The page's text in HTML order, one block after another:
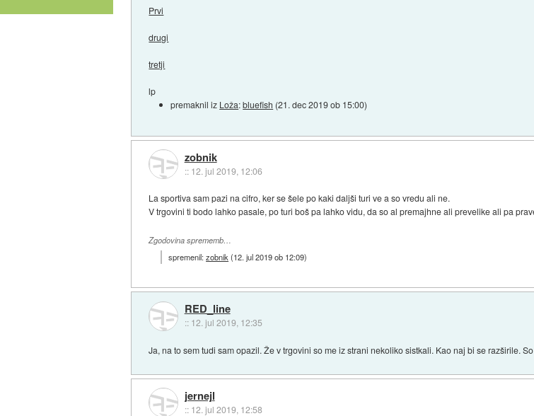
Prvi
drugi
tretji
lp
premaknil iz Loža:bluefish (21. dec 2019 ob 15:00)
zobnik
:: 12. jul 2019, 12:06
La sportiva sam pazi na cifro, ker se šele po kaki daljši turi ve a so vredu ali ne.
V trgovini ti bodo lahko pasale, po turi boš pa lahko vidu, da so al premajhne ali prevelike ali pa
Zgodovina sprememb…
spremenil:zobnik (12. jul 2019 ob 12:09)
RED_line
:: 12. jul 2019, 12:35
Ja, na to sem tudi sam opazil. Že v trgovini so me iz strani nekoliko sistkali. Kao naj bi se razširile.
jernejl
:: 12. jul 2019, 12:58